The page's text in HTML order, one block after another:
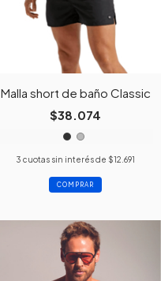
Malla short de baño Classic
$38.074
3 cuotas sin interés de $12.691
COMPRAR